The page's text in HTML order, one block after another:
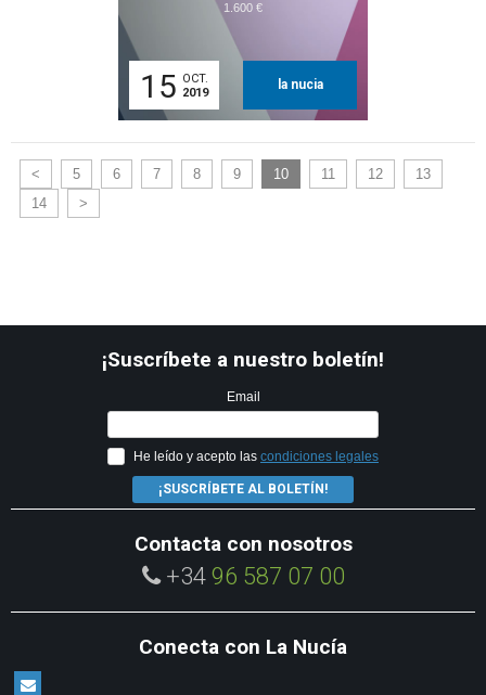
1.600 €
15 OCT.
2019
la nucia
< 5 6 7 8 9 10 11 12
13
14
>
¡Suscríbete a nuestro boletín!
Email
He leído y acepto las condiciones legales
¡SUSCRÍBETE AL BOLETÍN!
Contacta con nosotros
+34 96 587 07 00
Conecta con La Nucía